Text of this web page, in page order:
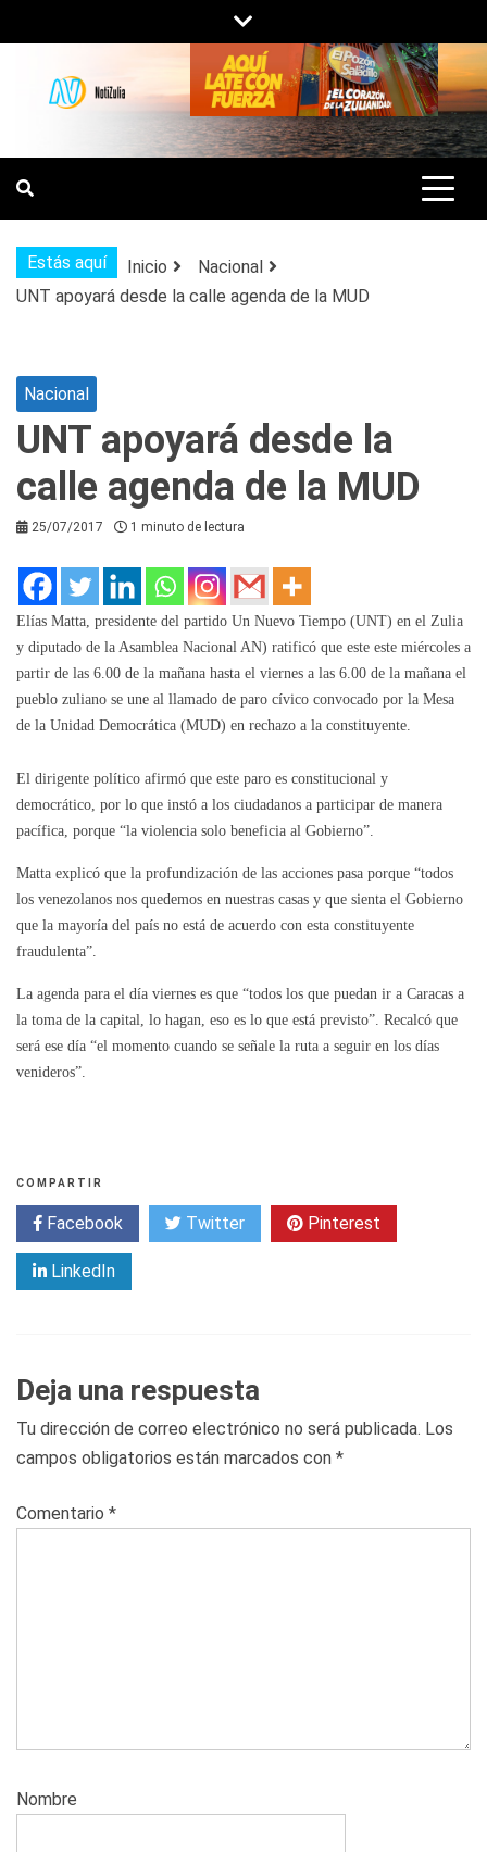
al
contenido
NOTIZULIA
NOTICIAS DEL ZULIA, VENEZUELA Y
DE INTERÉS GENERAL.
Estás aquí Inicio
Nacional
UNT apoyará desde la calle agenda de la MUD
Nacional
UNT apoyará desde la
calle agenda de la MUD
25/07/2017 1 minuto de lectura
Elías Matta, presidente del partido Un Nuevo Tiempo (UNT) en el Zulia
y diputado de la Asamblea Nacional AN) ratificó que este este miércoles a
partir de las 6.00 de la mañana hasta el viernes a las 6.00 de la mañana el
pueblo zuliano se une al llamado de paro cívico convocado por la Mesa
de la Unidad Democrática (MUD) en rechazo a la constituyente.
El dirigente político afirmó que este paro es constitucional y
democrático, por lo que instó a los ciudadanos a participar de manera
pacífica, porque “la violencia solo beneficia al Gobierno”.
Matta explicó que la profundización de las acciones pasa porque “todos
los venezolanos nos quedemos en nuestras casas y que sienta el Gobierno
que la mayoría del país no está de acuerdo con esta constituyente
fraudulenta”.
La agenda para el día viernes es que “todos los que puedan ir a Caracas a
la toma de la capital, lo hagan, eso es lo que está previsto”. Recalcó que
será ese día “el momento cuando se señale la ruta a seguir en los días
venideros”.
COMPARTIR
Facebook Twitter Pinterest
LinkedIn
Deja una respuesta
Tu dirección de correo electrónico no será publicada. Los
campos obligatorios están marcados con *
Comentario *
Nombre